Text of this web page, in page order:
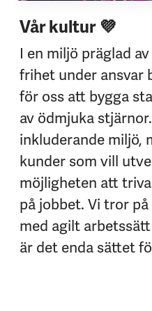
Vår kultur 💜
I en miljö präglad
frihet under ansvar
för oss att bygga
av ödmjuka
inkluderande miljö,
kunder som vill
möjligheten att
på jobbet. Vi tror
med agilt
är det enda sättet